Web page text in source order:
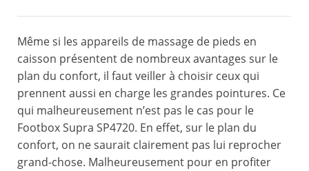
Même si les appareils de massage de pieds en
caisson présentent de nombreux avantages sur le
plan du confort, il faut veiller à choisir ceux qui
prennent aussi en charge les grandes pointures. Ce
qui malheureusement n’est pas le cas pour le
Footbox Supra SP4720. En effet, sur le plan du
confort, on ne saurait clairement pas lui reprocher
grand-chose. Malheureusement pour en profiter